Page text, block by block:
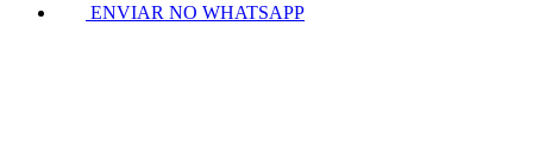
ENVIAR NO WHATSAPP